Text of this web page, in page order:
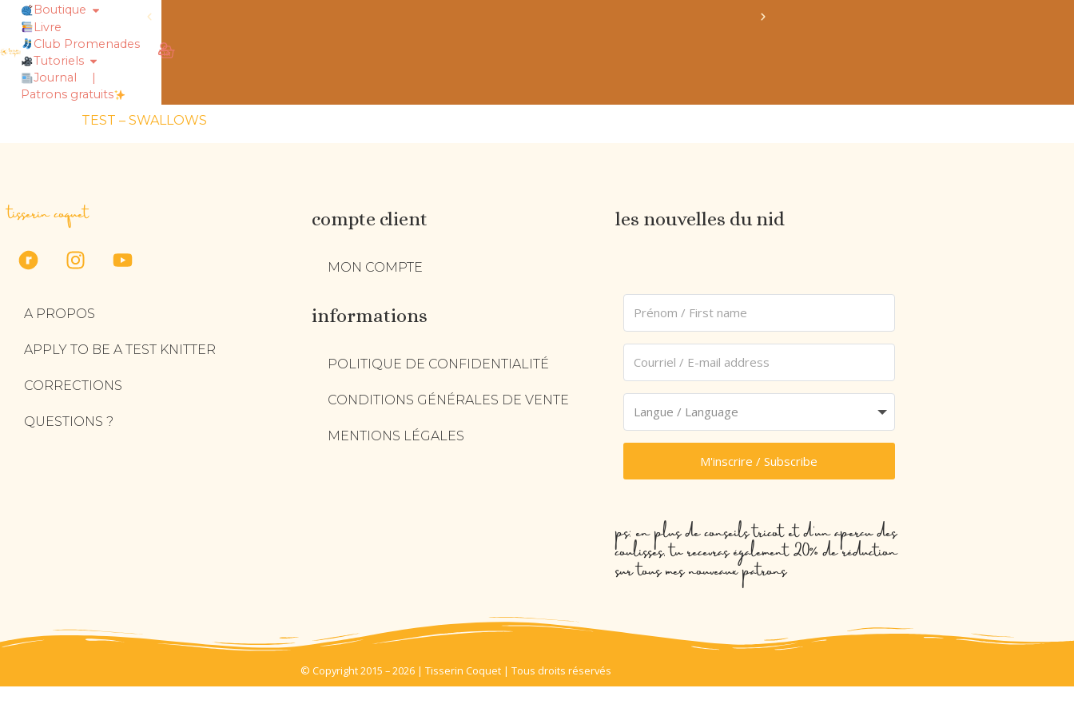
Boutique
Livre
Club Promenades
Tutoriels
Journal
|
Patrons gratuits
TEST – SWALLOWS
tisserin coquet
A PROPOS
APPLY TO BE A TEST KNITTER
CORRECTIONS
QUESTIONS ?
compte client
MON COMPTE
informations
POLITIQUE DE CONFIDENTIALITÉ
CONDITIONS GÉNÉRALES DE VENTE
MENTIONS LÉGALES
les nouvelles du nid
M'inscrire / Subscribe
ps: en plus de conseils tricot et d’un aperçu des
coulisses, tu recevras également 20% de réduction
sur tous mes nouveaux patrons
© Copyright 2015 – 2026 | Tisserin Coquet | Tous droits réservés